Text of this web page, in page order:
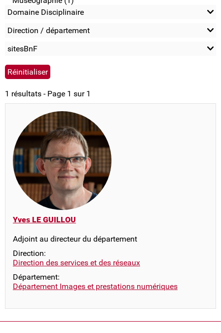
Domaine Disciplinaire
Direction / département
sitesBnF
1 résultats - Page 1 sur 1
Yves LE GUILLOU
Adjoint au directeur du département
Direction:
Direction des services et des réseaux
Département:
Département Images et prestations numériques